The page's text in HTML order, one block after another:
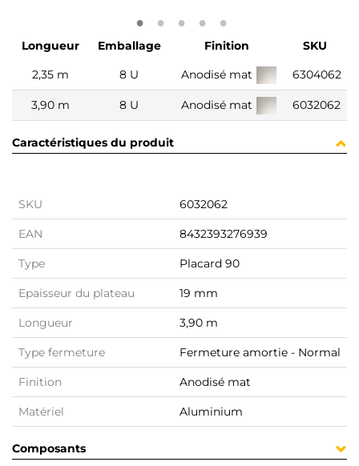
Longueur Emballage Finition
SKU
2,35 m
8 U Anodisé mat 6304062
3,90 m 8 U Anodisé mat 6032062
Caractéristiques du produit
SKU 6032062
EAN 8432393276939
Type Placard 90
Epaisseur du plateau 19 mm
Longueur 3,90 m
Type fermeture Fermeture amortie - Normal
Finition Anodisé mat
Matériel Aluminium
Composants